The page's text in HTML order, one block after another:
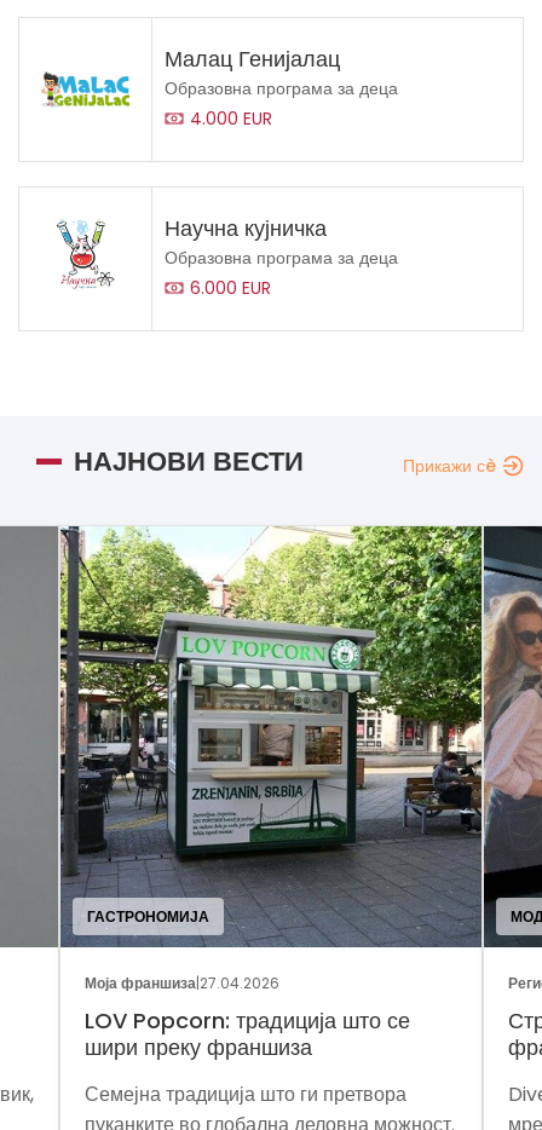
Малац Генијалац
Образовна програма за деца
4.000 EUR
Научна кујничка
Образовна програма за деца
6.000 EUR
НАЈНОВИ ВЕСТИ Прикажи сè
ГАСТРОНОМИЈА
Моја франшиза|27.04.2026
LOV Popcorn: традиција што се
шири преку франшиза
Семејна традиција што ги претвора
пуканките во глобална деловна можност.